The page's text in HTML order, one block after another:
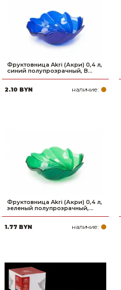
Фруктовница Akri (Акри) 0,4 л,
синий полупрозрачный, B...
2.10 BYN наличие:
Фруктовница Akri (Акри) 0,4 л,
зеленый полупрозрачный,...
1.77 BYN наличие: